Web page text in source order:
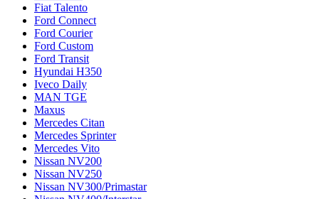
Fiat Talento
Ford Connect
Ford Courier
Ford Custom
Ford Transit
Hyundai H350
Iveco Daily
MAN TGE
Maxus
Mercedes Citan
Mercedes Sprinter
Mercedes Vito
Nissan NV200
Nissan NV250
Nissan NV300/Primastar